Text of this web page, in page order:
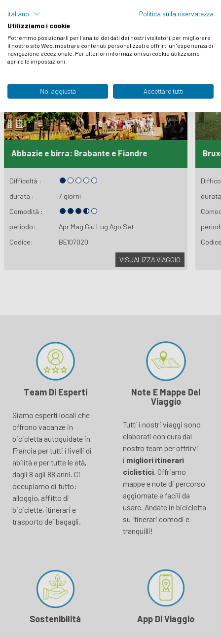
Abbazie e birra: Brabante e Fiandre
Difficoltà :
durata :
7 giorni
Comodità :
periodo:
Apr Mag Giu Lug Ago Set
Codice:
BE107020
VISUALIZZA VIAGGIO
Team Di Esperti
Siamo esperti locali che
offrono vacanze in
bicicletta autoguidate in
Francia per tutti i livelli di
abilità e per tutte le età,
dagli 8 agli 88 anni. Ci
occupiamo di tutto:
alloggio, affitto di
biciclette, itinerari e
trasporto dei bagagli.
Note E Mappe Del
Viaggio
Tutti i nostri viaggi sono
elaborati con cura dal
nostro team per offrirvi
i migliori itinerari
ciclistici. Offriamo
mappe e note di percorso
aggiornate e facili da
usare. Andate in bicicletta
su itinerari comodi e
tranquilli!
Sostenibilità App Di Viaggio
italiano
Politica sulla riservatezza
Utilizziamo i cookie
Potremmo posizionarli per l'analisi dei dati dei nostri visitatori, per migliorare
il nostro sito Web, mostrare contenuti personalizzati e offrirti un'esperienza di
navigazione eccezionale. Per ulteriori informazioni sui cookie utilizziamo
aprire le impostazioni.
No, aggiusta Accettare tutti